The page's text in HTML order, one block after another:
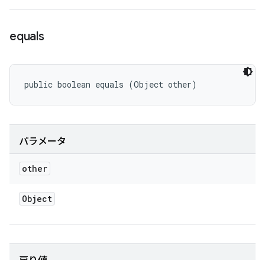
equals
public boolean equals (Object other)
パラメータ
other
Object